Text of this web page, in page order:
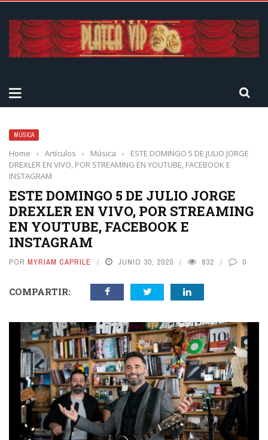
MÚSICA
Home › Artículos › Música ›
ESTE DOMINGO 5 DE JULIO JORGE
DREXLER EN VIVO, POR STREAMING EN YOUTUBE, FACEBOOK E
INSTAGRAM
ESTE DOMINGO 5 DE JULIO JORGE
DREXLER EN VIVO, POR STREAMING
EN YOUTUBE, FACEBOOK E
INSTAGRAM
POR MYRIAM CAPRILE JUNIO 30, 2020 832 0
COMPARTIR: